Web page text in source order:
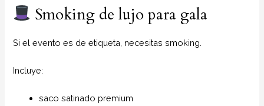
Smoking de lujo para gala
Si el evento es de etiqueta, necesitas smoking.
Incluye:
saco satinado premium